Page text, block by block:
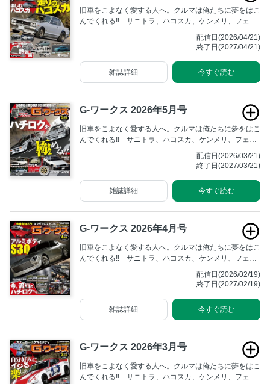
旧車をこよなく愛する人へ。クルマは俺たちに夢をはこ
んでくれる!! サニトラ、ハコスカ、ケンメリ、フェア
レディZ、そしてハチロク……。いつまでも輝きを失わ
ず人々を魅了する旧車たち。あの頃そのままの雰囲気を
ガジンです。
配信日(2026/04/21)
終了日(2027/04/21)
今すぐ読む
雑誌詳細
G-ワークス 2026年5月号
旧車をこよなく愛する人へ。クルマは俺たちに夢をはこ
んでくれる!! サニトラ、ハコスカ、ケンメリ、フェア
レディZ、そしてハチロク……。いつまでも輝きを失わ
ず人々を魅了する旧車たち。あの頃そのままの雰囲気を
ガジンです。
配信日(2026/03/21)
終了日(2027/03/21)
今すぐ読む
雑誌詳細
G-ワークス 2026年4月号
旧車をこよなく愛する人へ。クルマは俺たちに夢をはこ
んでくれる!! サニトラ、ハコスカ、ケンメリ、フェア
レディZ、そしてハチロク……。いつまでも輝きを失わ
ず人々を魅了する旧車たち。あの頃そのままの雰囲気を
ガジンです。
配信日(2026/02/19)
終了日(2027/02/19)
今すぐ読む
雑誌詳細
G-ワークス 2026年3月号
旧車をこよなく愛する人へ。クルマは俺たちに夢をはこ
んでくれる!! サニトラ、ハコスカ、ケンメリ、フェア